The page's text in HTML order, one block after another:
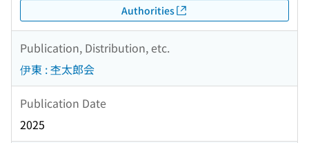
Authorities
Publication, Distribution, etc.
伊東 : 杢太郎会
Publication Date
2025